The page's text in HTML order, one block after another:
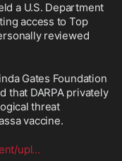
a U.S. Department
access to Top
reviewed
Gates Foundation
that DARPA privately
threat
vaccine.
upl...